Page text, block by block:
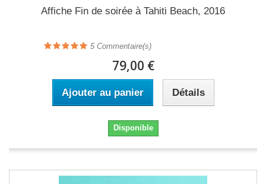
Affiche Fin de soirée à Tahiti Beach, 2016
5 Commentaire(s)
79,00 €
Ajouter au panier Détails
Disponible